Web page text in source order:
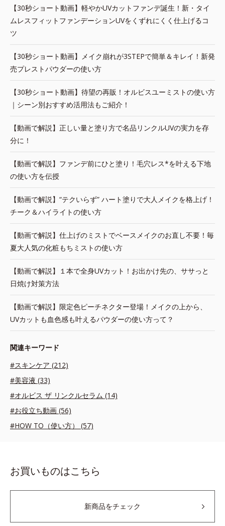
【30秒ショート動画】軽やかUVカットファンデ誕生！新・タイ
ムレスフィットファンデーションUVをくずれにくく仕上げるコ
ツ
【30秒ショート動画】メイク崩れが3STEPで簡単＆キレイ！新発
売プレストパウダーの使い方
【30秒ショート動画】待望の再販！オルビスユーミストの使い方
｜シーン別おすすめ活用法もご紹介！
【動画で解説】正しい量と塗り方で名品リンクルUVの実力を存
分に！
【動画で解説】ファンデ前にひと塗り！毛穴レス*を叶える下地
の使い方を伝授
【動画で解説】“テクいらず” ハート塗りで大人メイクを格上げ！
チーク＆ハイライトの使い方
【動画で解説】仕上げのミストでベースメイクのお直し不要！毎
夏大人気の化粧もちミストの使い方
【動画で解説】１本で全身UVカット！お出かけ先の、ササっと
日焼け対策方法
【動画で解説】限定色ピーチネクター登場！メイクの上から、
UVカットも血色感も叶えるパウダーの使い方って？
関連キーワード
#スキンケア (212)
#美容液 (33)
#オルビス ザ リンクルセラム (14)
#お役立ち動画 (56)
#HOW TO（使い方） (57)
お買いものはこちら
新商品をチェック